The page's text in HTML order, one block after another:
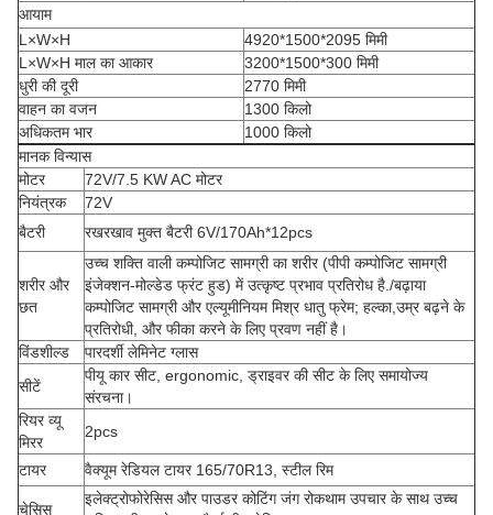
आयाम
L×W×H
4920*1500*2095 मिमी
L×W×H माल का आकार
3200*1500*300 मिमी
धुरी की दूरी
2770 मिमी
वाहन का वजन
1300 किलो
अधिकतम भार
1000 किलो
मानक विन्यास
मोटर
72V/7.5 KW AC मोटर
नियंत्रक
72V
बैटरी
रखरखाव मुक्त बैटरी 6V/170Ah*12pcs
शरीर और
छत
उच्च शक्ति वाली कम्पोजिट सामग्री का शरीर (पीपी कम्पोजिट सामग्री
इंजेक्शन-मोल्डेड फ्रंट हुड) में उत्कृष्ट प्रभाव प्रतिरोध है./बढ़ाया
कम्पोजिट सामग्री और एल्यूमीनियम मिश्र धातु फ्रेम; हल्का,उम्र बढ़ने के
प्रतिरोधी, और फीका करने के लिए प्रवण नहीं है।
विंडशील्ड
पारदर्शी लेमिनेट ग्लास
सीटें
पीयू कार सीट, ergonomic, ड्राइवर की सीट के लिए समायोज्य
संरचना।
रियर व्यू
मिरर
2pcs
टायर वैक्यूम रेडियल टायर 165/70R13, स्टील रिम
चेसिस
इलेक्ट्रोफोरेसिस और पाउडर कोटिंग जंग रोकथाम उपचार के साथ उच्च